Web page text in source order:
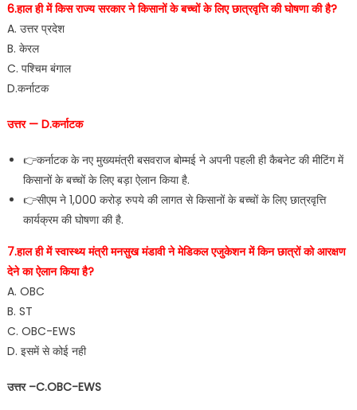
6.हाल ही में किस राज्य सरकार ने किसानों के बच्चों के लिए छात्रवृत्ति की घोषणा की है?
A. उत्तर प्रदेश
B. केरल
C. पश्चिम बंगाल
D.कर्नाटक
उत्तर — D.कर्नाटक
👉कर्नाटक के नए मुख्यमंत्री बसवराज बोम्मई ने अपनी पहली ही कैबनेट की मीटिंग में
किसानों के बच्चों के लिए बड़ा ऐलान किया है.
👉सीएम ने 1,000 करोड़ रुपये की लागत से किसानों के बच्चों के लिए छात्रवृत्ति
कार्यक्रम की घोषणा की है.
7.हाल ही में स्वास्थ्य मंत्री मनसुख मंडावी ने मेडिकल एजुकेशन में किन छात्रों को आरक्षण
देने का ऐलान किया है?
A. OBC
B. ST
C. OBC-EWS
D. इसमें से कोई नही
उत्तर –C.OBC-EWS